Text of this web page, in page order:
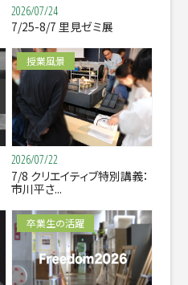
2026/07/24
7/25-8/7 里見ゼミ展
授業風景
2026/07/22
7/8 クリエイティブ特別講義：
市川平さ...
卒業生の活躍